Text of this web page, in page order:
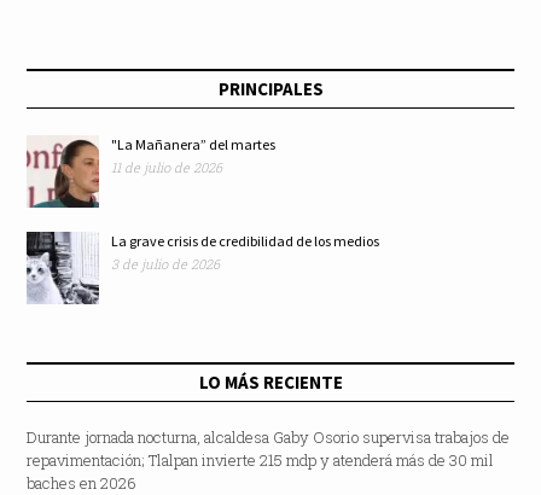
PRINCIPALES
"La Mañanera” del martes
11 de julio de 2026
La grave crisis de credibilidad de los medios
3 de julio de 2026
LO MÁS RECIENTE
Durante jornada nocturna, alcaldesa Gaby Osorio supervisa trabajos de
repavimentación; Tlalpan invierte 215 mdp y atenderá más de 30 mil
baches en 2026